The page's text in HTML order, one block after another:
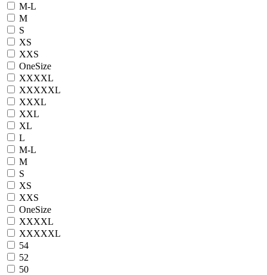
M-L
M
S
XS
XXS
OneSize
XXXXL
XXXXXL
XXXL
XXL
XL
L
M-L
M
S
XS
XXS
OneSize
XXXXL
XXXXXL
54
52
50